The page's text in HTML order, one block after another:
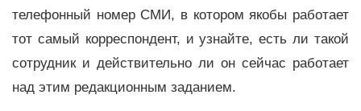
телефонный номер СМИ, в котором якобы работает
тот самый корреспондент, и узнайте, есть ли такой
сотрудник и действительно ли он сейчас работает
над этим редакционным заданием.